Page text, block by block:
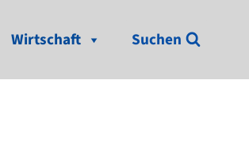
Wirtschaft Suchen